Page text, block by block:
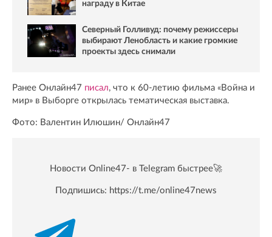
награду в Китае
Северный Голливуд: почему режиссеры
выбирают Ленобласть и какие громкие
проекты здесь снимали
Ранее Онлайн47 писал, что к 60-летию фильма «Война и
мир» в Выборге открылась тематическая выставка.
Фото: Валентин Илюшин/ Oнлайн47
Новости Online47- в Telegram быстрее🚀
Подпишись: https://t.me/online47news